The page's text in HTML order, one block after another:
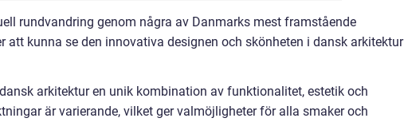
rundvandring genom några av Danmarks mest framstående
att kunna se den innovativa designen och skönheten i dansk arkitektur
arkitektur en unik kombination av funktionalitet, estetik och
är varierande, vilket ger valmöjligheter för alla smaker och